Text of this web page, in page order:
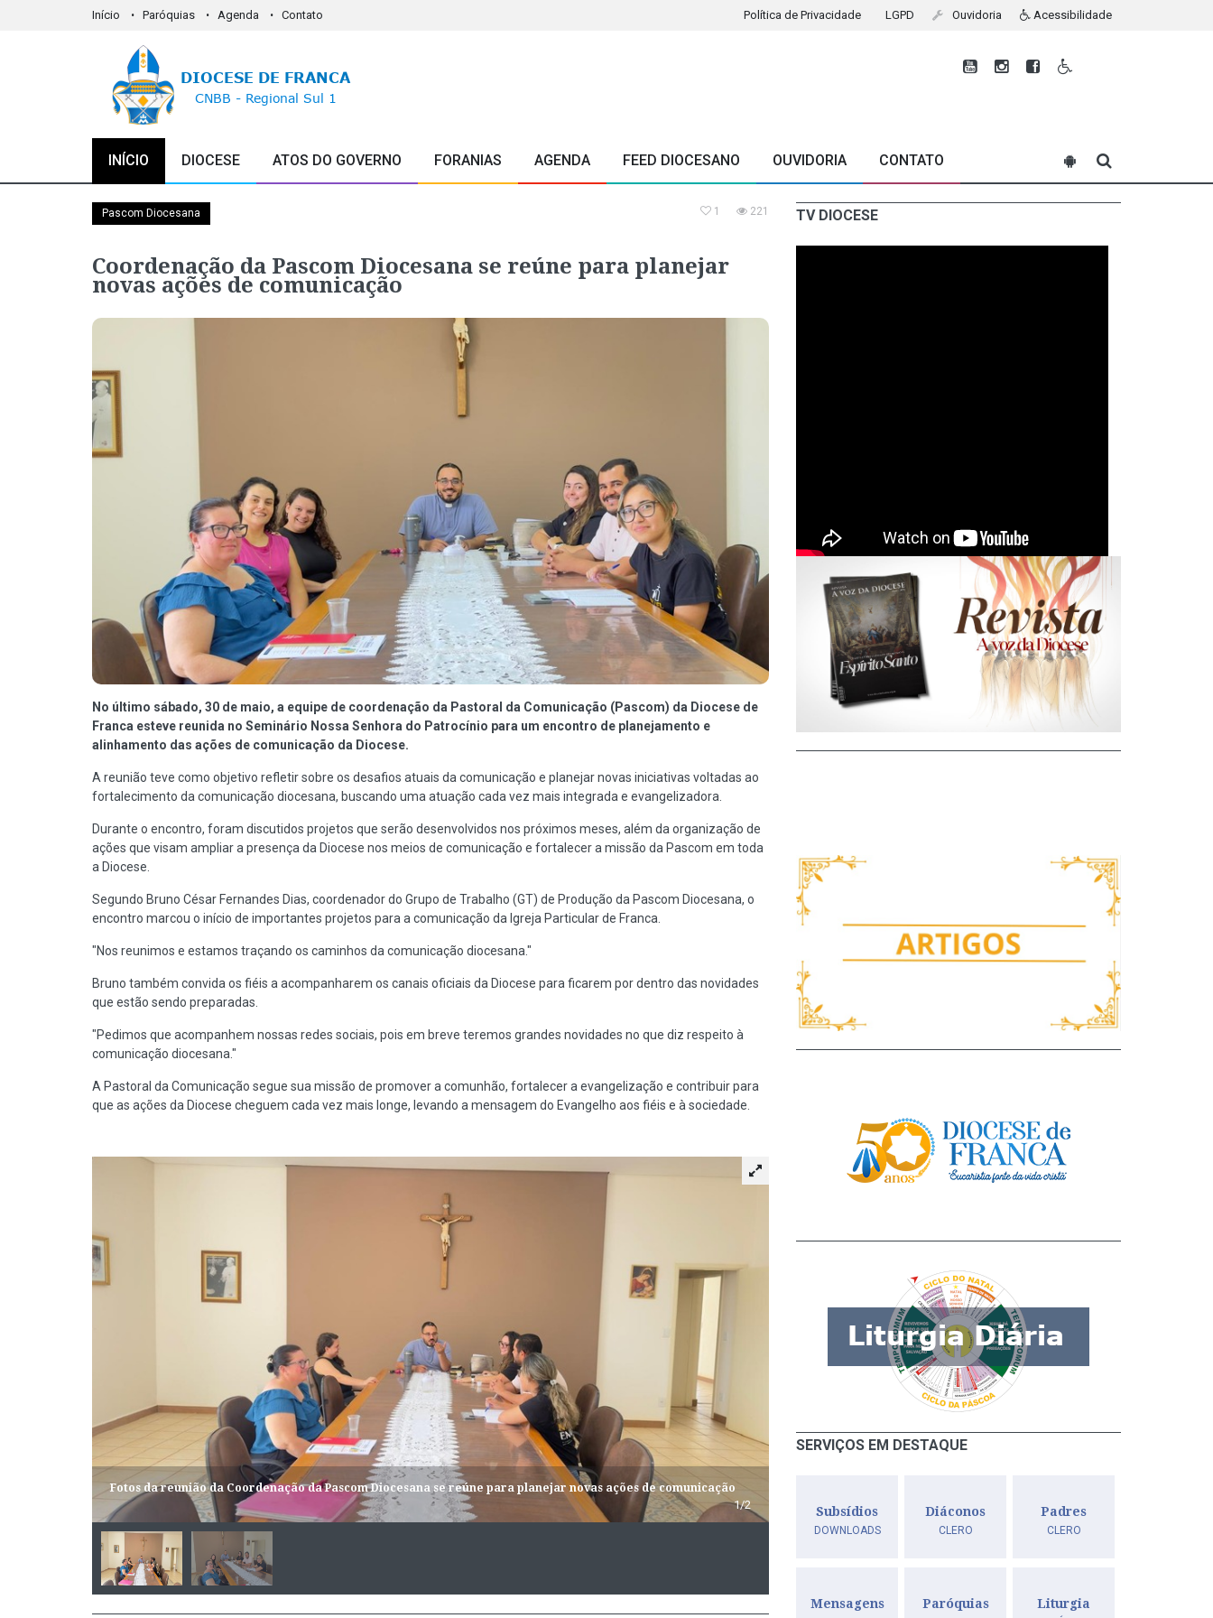
Início Paróquias Agenda Contato Política de Privacidade LGPD Ouvidoria Acessibilidade
INÍCIO DIOCESE ATOS DO GOVERNO FORANIAS AGENDA FEED DIOCESANO OUVIDORIA CONTATO
Pascom Diocesana 1 221
Coordenação da Pascom Diocesana se reúne para planejar
novas ações de comunicação
No último sábado, 30 de maio, a equipe de coordenação da Pastoral da Comunicação (Pascom) da Diocese de
Franca esteve reunida no Seminário Nossa Senhora do Patrocínio para um encontro de planejamento e
alinhamento das ações de comunicação da Diocese.
A reunião teve como objetivo refletir sobre os desafios atuais da comunicação e planejar novas iniciativas voltadas ao
fortalecimento da comunicação diocesana, buscando uma atuação cada vez mais integrada e evangelizadora.
Durante o encontro, foram discutidos projetos que serão desenvolvidos nos próximos meses, além da organização de
ações que visam ampliar a presença da Diocese nos meios de comunicação e fortalecer a missão da Pascom em toda
a Diocese.
Segundo Bruno César Fernandes Dias, coordenador do Grupo de Trabalho (GT) de Produção da Pascom Diocesana, o
encontro marcou o início de importantes projetos para a comunicação da Igreja Particular de Franca.
"Nos reunimos e estamos traçando os caminhos da comunicação diocesana."
Bruno também convida os fiéis a acompanharem os canais oficiais da Diocese para ficarem por dentro das novidades
que estão sendo preparadas.
"Pedimos que acompanhem nossas redes sociais, pois em breve teremos grandes novidades no que diz respeito à
comunicação diocesana."
A Pastoral da Comunicação segue sua missão de promover a comunhão, fortalecer a evangelização e contribuir para
que as ações da Diocese cheguem cada vez mais longe, levando a mensagem do Evangelho aos fiéis e à sociedade.
Fotos da reunião da Coordenação da Pascom Diocesana se reúne para planejar novas ações de comunicação
1/2
TV DIOCESE
SERVIÇOS EM DESTAQUE
Subsídios
DOWNLOADS
Diáconos
CLERO
Padres
CLERO
Mensagens Paróquias Liturgia